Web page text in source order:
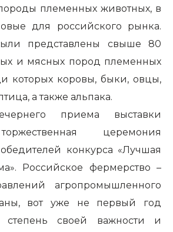
племенных животных, в
для российского рынка.
представлены свыше 80
и мясных пород племенных
которых коровы, быки, овцы,
а также альпака.
приема выставки
церемония
конкурса «Лучшая
Российское фермерство –
агропромышленного
вот уже не первый год
степень своей важности и